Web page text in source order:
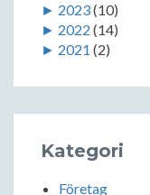
► 2023(10)
► 2022 (14)
► 2021 (2)
Kategori
Företag